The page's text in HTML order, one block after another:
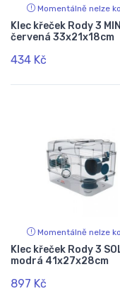
Momentálně nelze
Klec křeček Rody 3 MINI
červená 33x21x18cm
434 Kč
Momentálně nelze
Klec křeček Rody 3
modrá 41x27x28cm
897 Kč